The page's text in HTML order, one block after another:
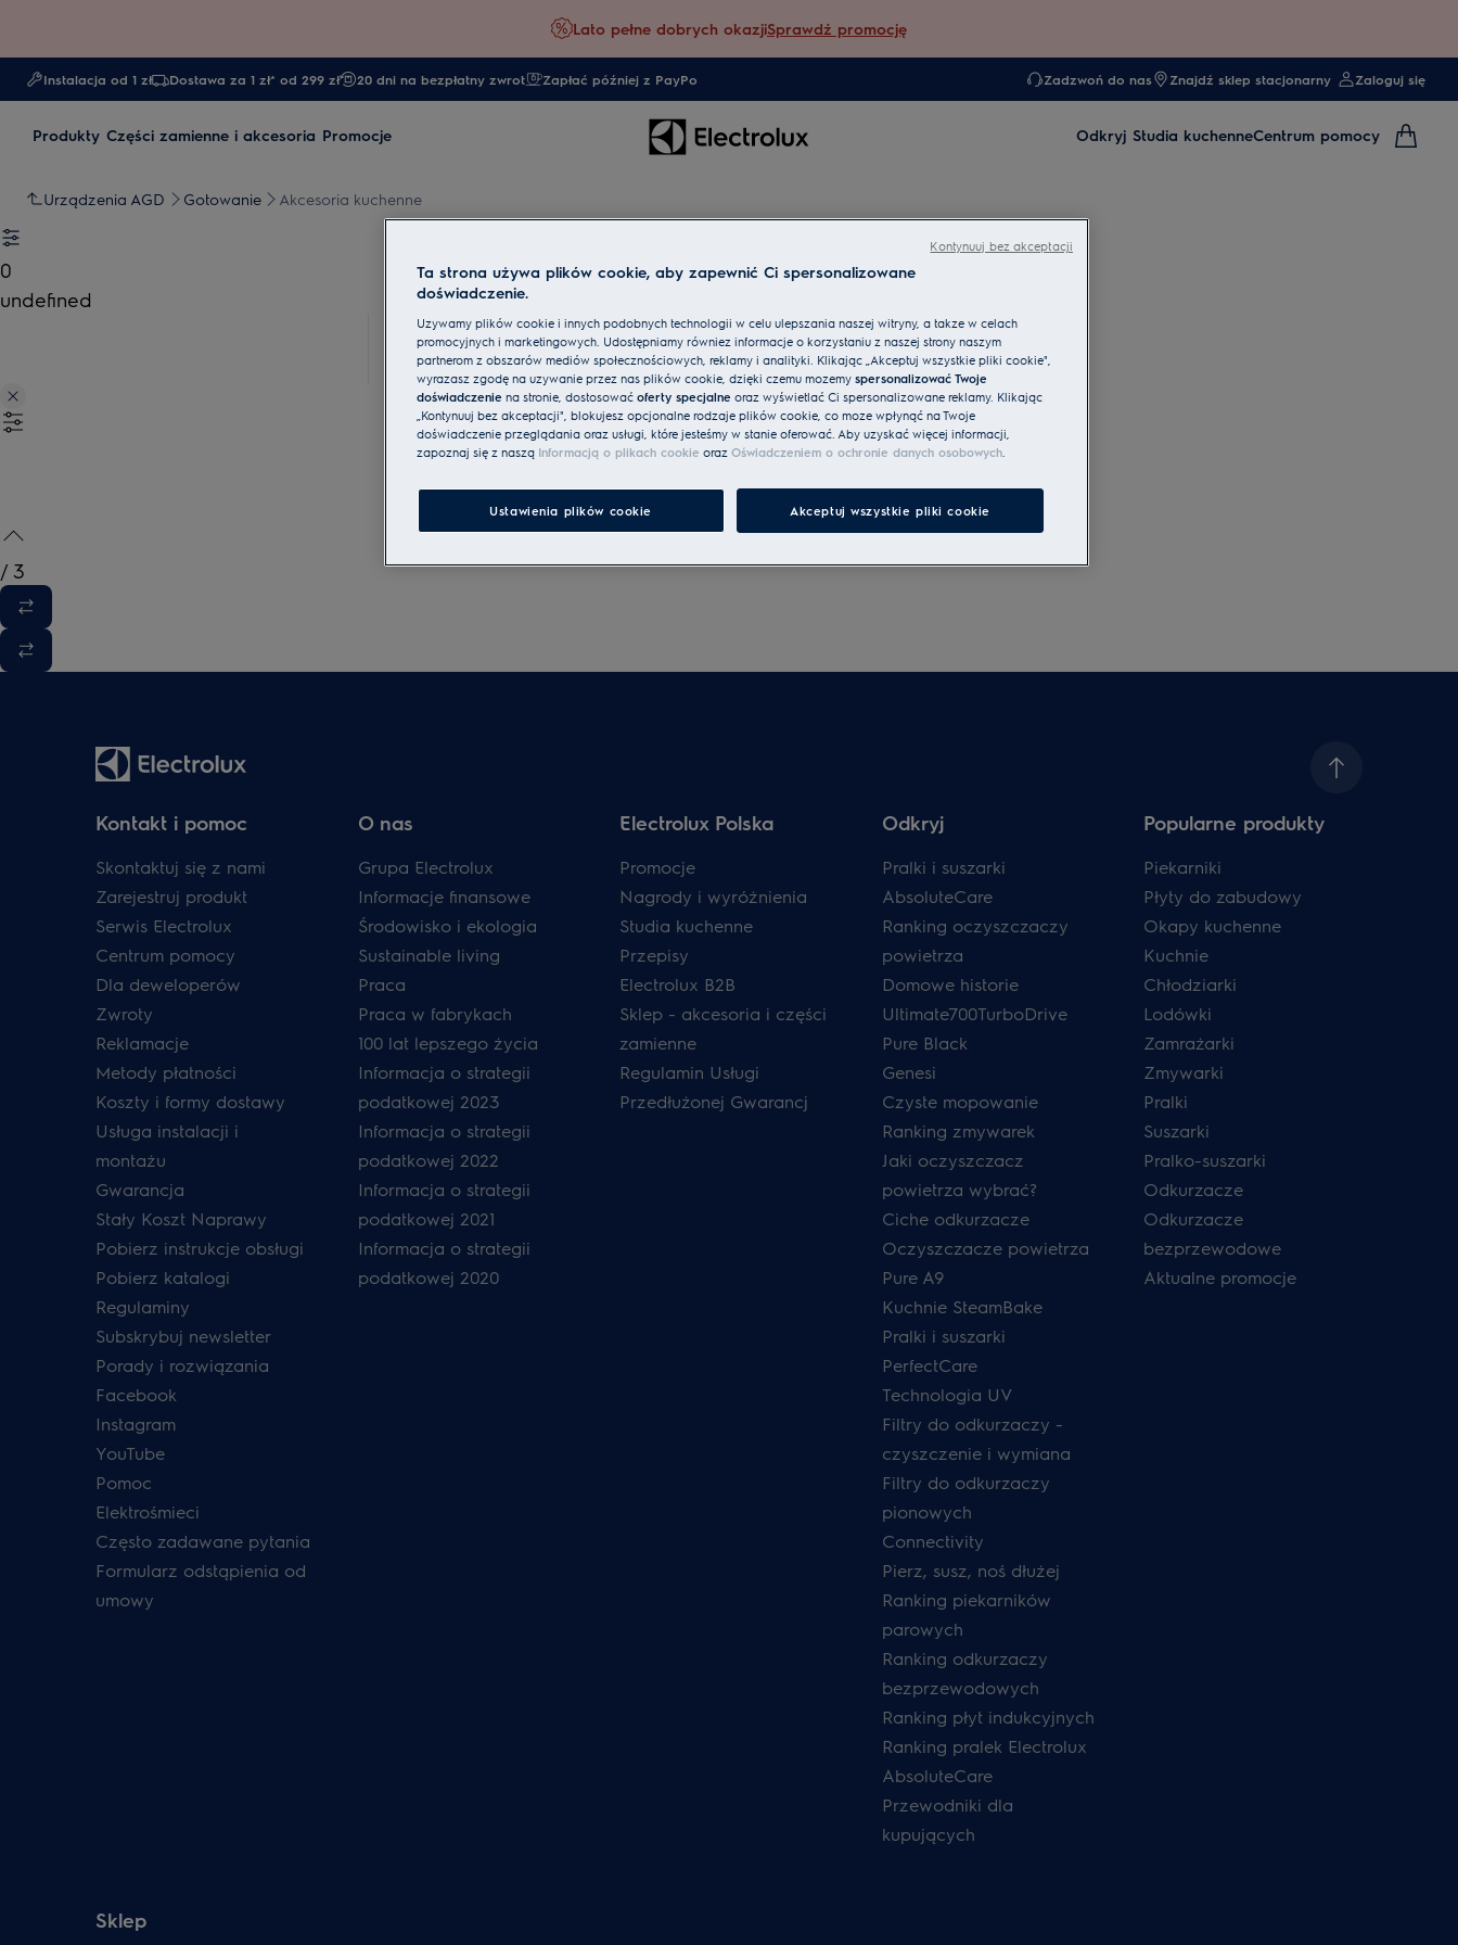
Lato pełne dobrych okazjiSprawdź promocję
Instalacja od 1 zł Dostawa za 1 zł* od 299 zł 20 dni na bezpłatny zwrot Zapłać później z PayPo Zadzwoń do nas Znajdź sklep stacjonarny Zaloguj się
Produkty Części zamienne i akcesoria Promocje Odkryj Studia kuchenneCentrum pomocy
Urządzenia AGD Gotowanie Akcesoria kuchenne
0
undefined
/ 3
Kontakt i pomoc
Skontaktuj się z nami
Zarejestruj produkt
Serwis Electrolux
Centrum pomocy
Dla deweloperów
Zwroty
Reklamacje
Metody płatności
Koszty i formy dostawy
Usługa instalacji i
montażu
Gwarancja
Stały Koszt Naprawy
Pobierz instrukcje obsługi
Pobierz katalogi
Regulaminy
Subskrybuj newsletter
Porady i rozwiązania
Facebook
Instagram
YouTube
Pomoc
Elektrośmieci
Często zadawane pytania
Formularz odstąpienia od
umowy
O nas
Grupa Electrolux
Informacje finansowe
Środowisko i ekologia
Sustainable living
Praca
Praca w fabrykach
100 lat lepszego życia
Informacja o strategii
podatkowej 2023
Informacja o strategii
podatkowej 2022
Informacja o strategii
podatkowej 2021
Informacja o strategii
podatkowej 2020
Electrolux Polska
Promocje
Nagrody i wyróżnienia
Studia kuchenne
Przepisy
Electrolux B2B
Sklep - akcesoria i części
zamienne
Regulamin Usługi
Przedłużonej Gwarancj
Odkryj
Pralki i suszarki
AbsoluteCare
Ranking oczyszczaczy
powietrza
Domowe historie
Ultimate700TurboDrive
Pure Black
Genesi
Czyste mopowanie
Ranking zmywarek
Jaki oczyszczacz
powietrza wybrać?
Ciche odkurzacze
Oczyszczacze powietrza
Pure A9
Kuchnie SteamBake
Pralki i suszarki
PerfectCare
Technologia UV
Filtry do odkurzaczy -
czyszczenie i wymiana
Filtry do odkurzaczy
pionowych
Connectivity
Pierz, susz, noś dłużej
Ranking piekarników
parowych
Ranking odkurzaczy
bezprzewodowych
Ranking płyt indukcyjnych
Ranking pralek Electrolux
AbsoluteCare
Przewodniki dla
kupujących
Popularne produkty
Piekarniki
Płyty do zabudowy
Okapy kuchenne
Kuchnie
Chłodziarki
Lodówki
Zamrażarki
Zmywarki
Pralki
Suszarki
Pralko-suszarki
Odkurzacze
Odkurzacze
bezprzewodowe
Aktualne promocje
Sklep
Ta strona używa plików cookie, aby zapewnić Ci spersonalizowane
doświadczenie.
Używamy plików cookie i innych podobnych technologii w celu ulepszania naszej witryny, a także w celach
promocyjnych i marketingowych. Udostępniamy również informacje o korzystaniu z naszej strony naszym
partnerom z obszarów mediów społecznościowych, reklamy i analityki. Klikając „Akceptuj wszystkie pliki cookie",
wyrażasz zgodę na używanie przez nas plików cookie, dzięki czemu możemy spersonalizować Twoje
doświadczenie na stronie, dostosować oferty specjalne oraz wyświetlać Ci spersonalizowane reklamy. Klikając
„Kontynuuj bez akceptacji", blokujesz opcjonalne rodzaje plików cookie, co może wpłynąć na Twoje
doświadczenie przeglądania oraz usługi, które jesteśmy w stanie oferować. Aby uzyskać więcej informacji,
zapoznaj się z naszą Informacją o plikach cookie oraz Oświadczeniem o ochronie danych osobowych
Ustawienia plików cookie Akceptuj wszystkie pliki cookie
Kontynuuj bez akceptacji